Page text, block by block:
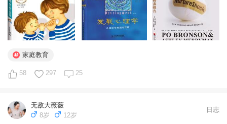
家庭教育
58 297 25
无敌大薇薇
8岁
12岁
日志